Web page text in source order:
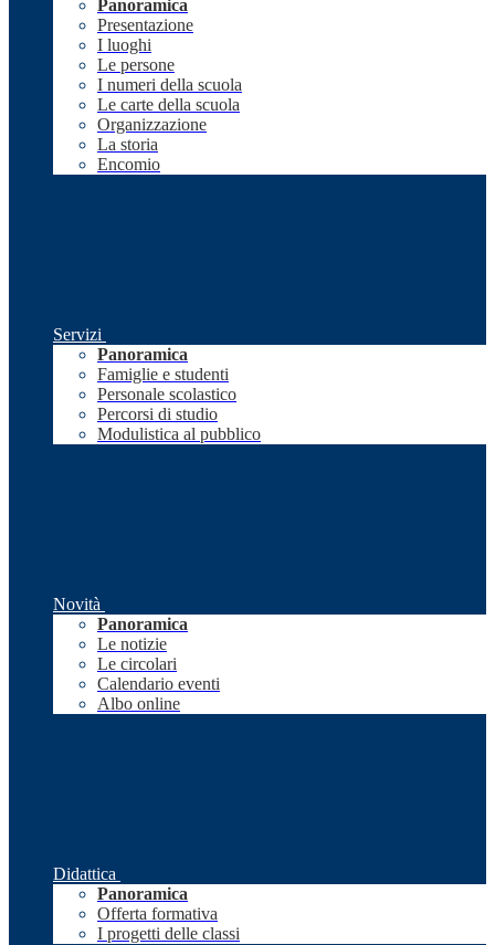
Panoramica
Presentazione
I luoghi
Le persone
I numeri della scuola
Le carte della scuola
Organizzazione
La storia
Encomio
Servizi
Panoramica
Famiglie e studenti
Personale scolastico
Percorsi di studio
Modulistica al pubblico
Novità
Panoramica
Le notizie
Le circolari
Calendario eventi
Albo online
Didattica
Panoramica
Offerta formativa
I progetti delle classi